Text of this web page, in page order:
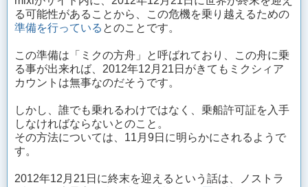
る可能性があることから、この危機を乗り越えるための
準備を行っている とのことです。
この準備は「ミクの方舟」と呼ばれており、この舟に乗
る事が出来れば、2012年12月21日がきてもミクシィア
カウントは無事なのだそうです。
しかし、誰でも乗れるわけではなく、乗船許可証を入手
しなければならないとのこと。
その方法については、11月9日に明らかにされるようで
す。
2012年12月21日に終末を迎えるという話は、ノストラ